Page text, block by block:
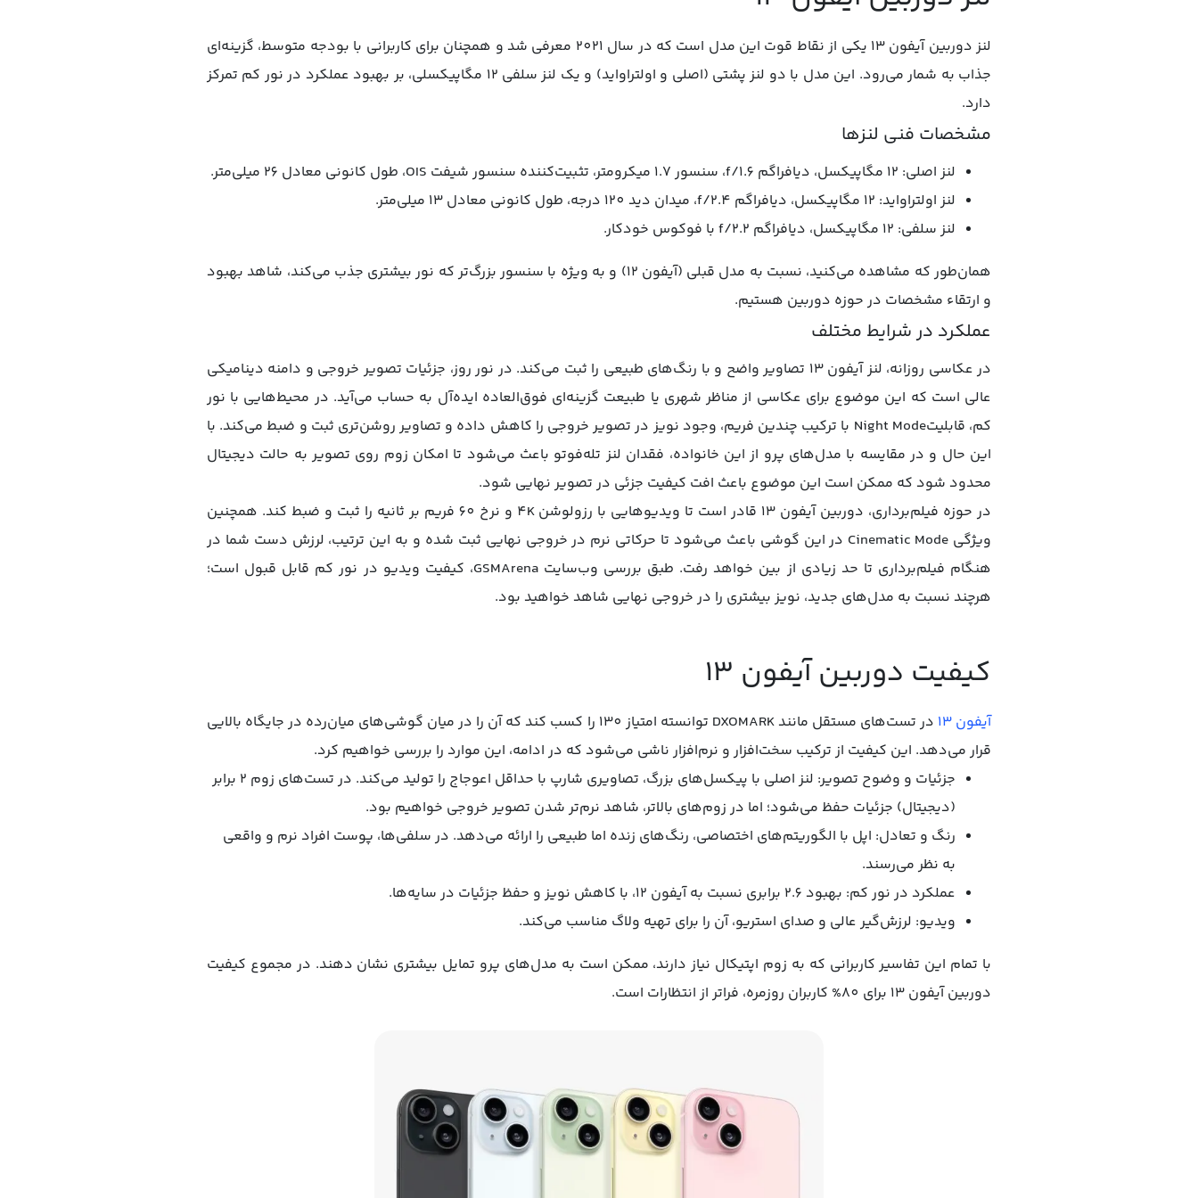
لنز دوربین آیفون 13 یکی از نقاط قوت این مدل است که در سال 2021 معرفی شد و همچنان برای کاربرانی با بودجه متوسط، گزینه‌ای
جذاب به شمار می‌رود. این مدل با دو لنز پشتی (اصلی و اولتراواید) و یک لنز سلفی 12 مگاپیکسلی، بر بهبود عملکرد در نور کم تمرکز
دارد.
مشخصات فنی لنزها
لنز اصلی: 12 مگاپیکسل، دیافراگم f/1.6، سنسور 1.7 میکرومتر، تثبیت‌کننده سنسور شیفت OIS، طول کانونی معادل 26 میلی‌متر.
لنز اولتراواید: 12 مگاپیکسل، دیافراگم f/2.4، میدان دید 120 درجه، طول کانونی معادل 13 میلی‌متر.
لنز سلفی: 12 مگاپیکسل، دیافراگم f/2.2 با فوکوس خودکار.
همان‌طور که مشاهده می‌کنید، نسبت به مدل قبلی (آیفون 12) و به ویژه با سنسور بزرگ‌تر که نور بیشتری جذب می‌کند،‌ شاهد بهبود
و ارتقاء مشخصات در حوزه دوربین هستیم.
عملکرد در شرایط مختلف
در عکاسی روزانه، لنز آیفون 13 تصاویر واضح و با رنگ‌های طبیعی را ثبت می‌کند. در نور روز، جزئیات تصویر خروجی و دامنه دینامیکی
عالی است که این موضوع برای عکاسی از مناظر شهری یا طبیعت گزینه‌ای فوق‌العاده ایده‌آل به حساب می‌آید. در محیط‌هایی با نور
کم، قابلیتNight Mode با ترکیب چندین فریم، وجود نویز در تصویر خروجی را کاهش داده و تصاویر روشن‌تری ثبت و ضبط می‌کند. با
این حال و در مقایسه با مدل‌های پرو از این خانواده، فقدان لنز تله‌فوتو باعث می‌شود تا امکان زوم روی تصویر به حالت دیجیتال
محدود شود که ممکن است این موضوع باعث افت کیفیت جزئی در تصویر نهایی شود.
در حوزه فیلم‌برداری، دوربین آیفون 13 قادر است تا ویدیوهایی با رزولوشن 4K و نرخ 60 فریم بر ثانیه را ثبت و ضبط کند. همچنین
ویژگی Cinematic Mode در این گوشی باعث می‌شود تا حرکاتی نرم در خروجی نهایی ثبت شده و به این ترتیب، لرزش دست شما در
هنگام فیلم‌برداری تا حد زیادی از بین خواهد رفت. طبق بررسی وب‌سایت GSMArena، کیفیت ویدیو در نور کم قابل قبول است؛
هرچند نسبت به مدل‌های جدید، نویز بیشتری را در خروجی نهایی شاهد خواهید بود.
کیفیت دوربین آیفون 13
آیفون 13
در تست‌های مستقل مانند DXOMARK توانسته امتیاز 130 را کسب کند که آن را در میان گوشی‌های میان‌رده در جایگاه بالایی
قرار می‌دهد. این کیفیت از ترکیب سخت‌افزار و نرم‌افزار ناشی می‌شود که در ادامه، این موارد را بررسی خواهیم کرد.
جزئیات و وضوح تصویر:‌ لنز اصلی با پیکسل‌های بزرگ، تصاویری شارپ با حداقل اعوجاج را تولید می‌کند. در تست‌های زوم 2 برابر
(دیجیتال) جزئیات حفظ می‌شود؛ اما در زوم‌های بالاتر، شاهد نرم‌تر شدن تصویر خروجی خواهیم بود.
رنگ و تعادل: اپل با الگوریتم‌های اختصاصی، رنگ‌های زنده اما طبیعی را ارائه می‌دهد. در سلفی‌ها، پوست افراد نرم و واقعی
به نظر می‌رسند.
عملکرد در نور کم: بهبود 2.6 برابری نسبت به آیفون 12، با کاهش نویز و حفظ جزئیات در سایه‌ها.
ویدیو: لرزش‌گیر عالی و صدای استریو، آن را برای تهیه ولاگ مناسب می‌کند.
با تمام این تفاسیر کاربرانی که به زوم اپتیکال نیاز دارند، ممکن است به مدل‌های پرو تمایل بیشتری نشان دهند. در مجموع کیفیت
دوربین آیفون 13 برای 80% کاربران روزمره، فراتر از انتظارات است.